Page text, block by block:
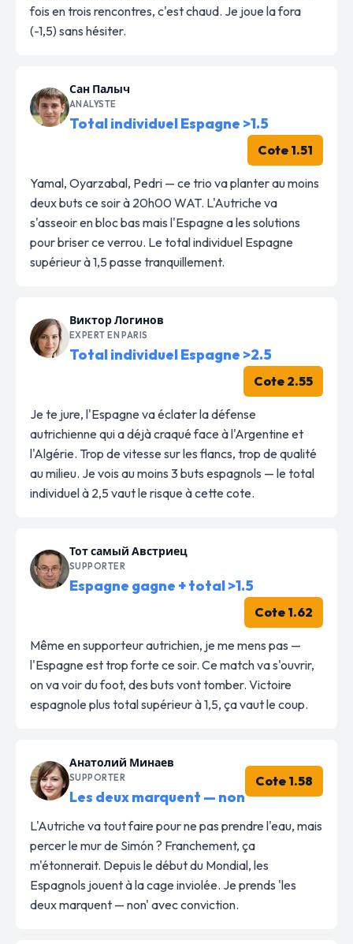
fois en trois rencontres, c'est chaud. Je joue la fora
(-1,5) sans hésiter.
Сан Палыч
ANALYSTE
Total individuel Espagne >1.5
Cote 1.51
Yamal, Oyarzabal, Pedri — ce trio va planter au moins
deux buts ce soir à 20h00 WAT. L'Autriche va
s'asseoir en bloc bas mais l'Espagne a les solutions
pour briser ce verrou. Le total individuel Espagne
supérieur à 1,5 passe tranquillement.
Виктор Логинов
EXPERT EN PARIS
Total individuel Espagne >2.5
Cote 2.55
Je te jure, l'Espagne va éclater la défense
autrichienne qui a déjà craqué face à l'Argentine et
l'Algérie. Trop de vitesse sur les flancs, trop de qualité
au milieu. Je vois au moins 3 buts espagnols — le total
individuel à 2,5 vaut le risque à cette cote.
Тот самый Австриец
SUPPORTER
Espagne gagne + total >1.5
Cote 1.62
Même en supporteur autrichien, je me mens pas —
l'Espagne est trop forte ce soir. Ce match va s'ouvrir,
on va voir du foot, des buts vont tomber. Victoire
espagnole plus total supérieur à 1,5, ça vaut le coup.
Анатолий Минаев
SUPPORTER
Les deux marquent — non
Cote 1.58
L'Autriche va tout faire pour ne pas prendre l'eau, mais
percer le mur de Simón ? Franchement, ça
m'étonnerait. Depuis le début du Mondial, les
Espagnols jouent à la cage inviolée. Je prends 'les
deux marquent — non' avec conviction.